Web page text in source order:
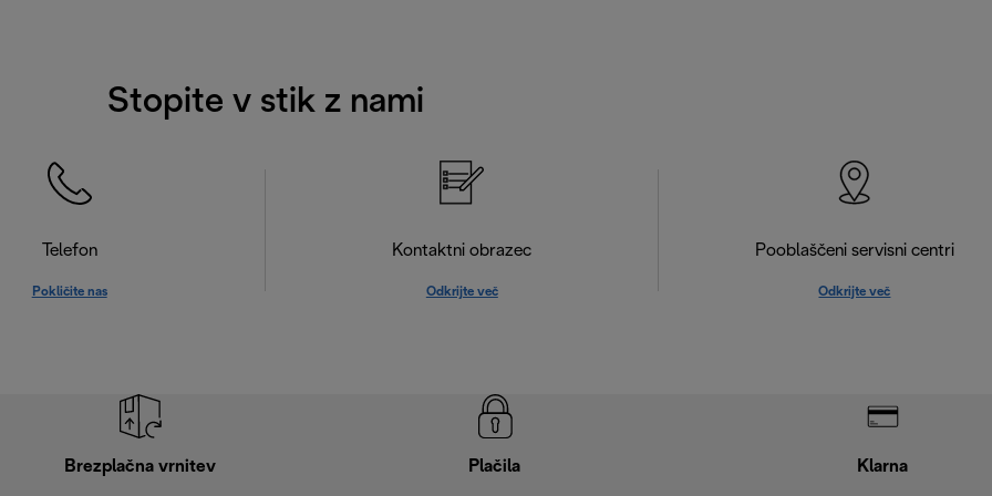
Stopite v stik z nami
Telefon
Pokličite nas
Kontaktni obrazec
Odkrijte več
Pooblaščeni servisni centri
Odkrijte več
Brezplačna vrnitev Plačila Klarna